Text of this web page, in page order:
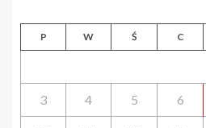
P W Ś C
3 4 5 6